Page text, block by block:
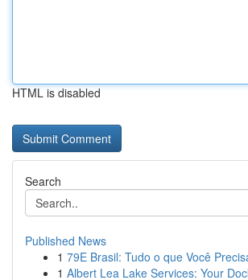
HTML is disabled
Search
Published News
1 79E Brasil: Tudo o que Você
1 Albert Lea Lake Services: Your